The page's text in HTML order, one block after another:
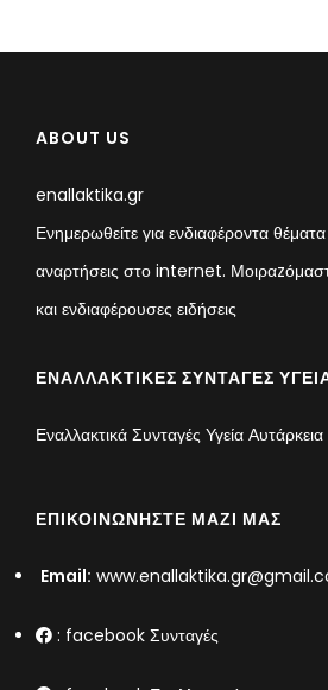
ABOUT US
enallaktika.gr
Ενημερωθείτε για ενδιαφέροντα θέματα
αναρτήσεις στο internet.
και ενδιαφέρουσες ειδήσεις
ΕΝΑΛΛΑΚΤΙΚΈΣ ΣΥΝΤΑΓΈΣ
Εναλλακτικά Συνταγές Υγεία Αυτάρκεια
ΕΠΙΚΟΙΝΩΝΉΣΤΕ ΜΑΖΊ ΜΑΣ
Email:
: facebook Συνταγές